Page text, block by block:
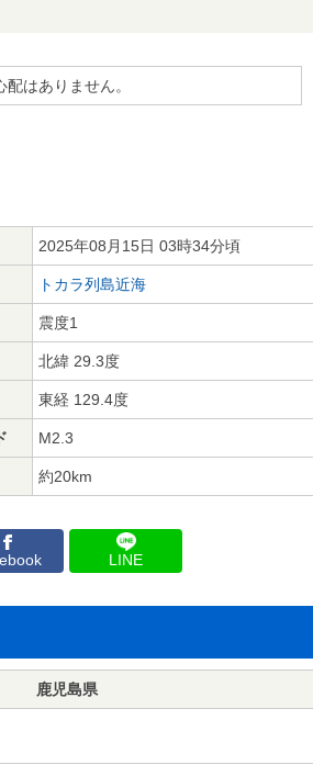
はありません。
2025年08月15日 03時34分頃
トカラ列島近海
震度1
北緯 29.3度
東経 129.4度
M2.3
約20km
LINE
鹿児島県